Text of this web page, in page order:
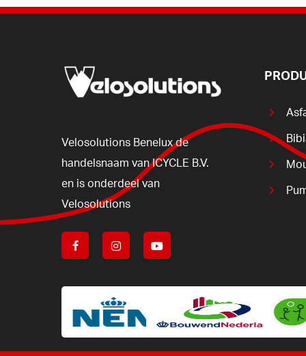
Velosolutions Benelux de
handelsnaam van ICYCLE B.V.
en is onderdeel van
Velosolutions